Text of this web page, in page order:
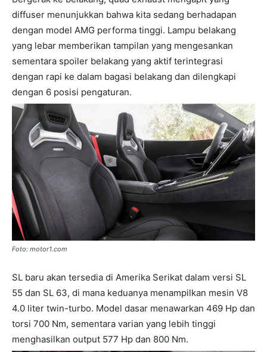
diffuser menunjukkan bahwa kita sedang berhadapan
dengan model AMG performa tinggi. Lampu belakang
yang lebar memberikan tampilan yang mengesankan
sementara spoiler belakang yang aktif terintegrasi
dengan rapi ke dalam bagasi belakang dan dilengkapi
dengan 6 posisi pengaturan.
Foto: motor1.com
SL baru akan tersedia di Amerika Serikat dalam versi SL
55 dan SL 63, di mana keduanya menampilkan mesin V8
4.0 liter twin-turbo. Model dasar menawarkan 469 Hp dan
torsi 700 Nm, sementara varian yang lebih tinggi
menghasilkan output 577 Hp dan 800 Nm.